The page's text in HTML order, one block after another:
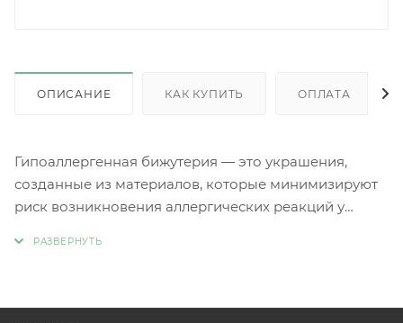
ОПИСАНИЕ КАК КУПИТЬ ОПЛАТА
Гипоаллергенная бижутерия — это украшения,
созданные из материалов, которые минимизируют
риск возникновения аллергических реакций у